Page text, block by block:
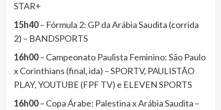
STAR+
15h40– Fórmula 2: GP da Arábia Saudita (corrida
2) – BANDSPORTS
16h00– Campeonato Paulista Feminino: São Paulo
x Corinthians (final, ida) – SPORTV, PAULISTÃO
PLAY, YOUTUBE (FPF TV) e ELEVEN SPORTS
16h00– Copa Árabe: Palestina x Arábia Saudita –